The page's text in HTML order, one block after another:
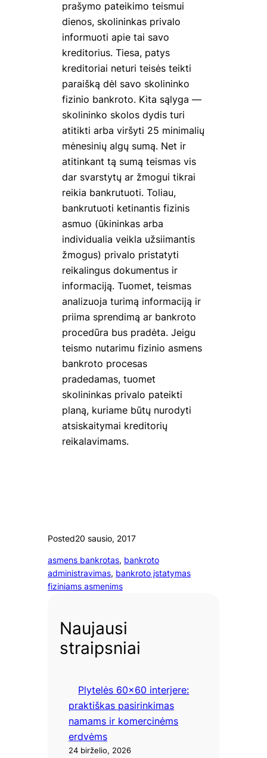
prašymo pateikimo teismui
dienos, skolininkas privalo
informuoti apie tai savo
kreditorius. Tiesa, patys
kreditoriai neturi teisės teikti
paraišką dėl savo skolininko
fizinio bankroto. Kita sąlyga —
skolininko skolos dydis turi
atitikti arba viršyti 25 minimalių
mėnesinių algų sumą. Net ir
atitinkant tą sumą teismas vis
dar svarstytų ar žmogui tikrai
reikia bankrutuoti. Toliau,
bankrutuoti ketinantis fizinis
asmuo (ūkininkas arba
individualia veikla užsiimantis
žmogus) privalo pristatyti
reikalingus dokumentus ir
informaciją. Tuomet, teismas
analizuoja turimą informaciją ir
priima sprendimą ar bankroto
procedūra bus pradėta. Jeigu
teismo nutarimu fizinio asmens
bankroto procesas
pradedamas, tuomet
skolininkas privalo pateikti
planą, kuriame būtų nurodyti
atsiskaitymai kreditorių
reikalavimams.
Posted20 sausio, 2017
asmens bankrotas, bankroto
administravimas, bankroto įstatymas
fiziniams asmenims
Naujausi
straipsniai
Plytelės 60×60 interjere:
praktiškas pasirinkimas
namams ir komercinėms
erdvėms
24 birželio, 2026